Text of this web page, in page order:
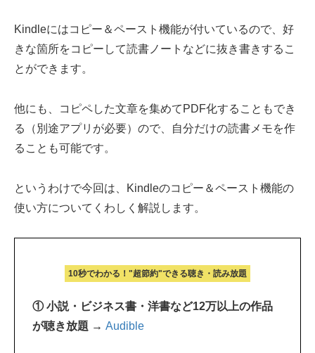
Kindleにはコピー＆ペースト機能が付いているので、好
きな箇所をコピーして読書ノートなどに抜き書きするこ
とができます。
他にも、コピペした文章を集めてPDF化することもでき
る（別途アプリが必要）ので、自分だけの読書メモを作
ることも可能です。
というわけで今回は、Kindleのコピー＆ペースト機能の
使い方についてくわしく解説します。
10秒でわかる！"超節約"できる聴き・読み放題
① 小説・ビジネス書・洋書など12万以上の作品
が聴き放題 → Audible